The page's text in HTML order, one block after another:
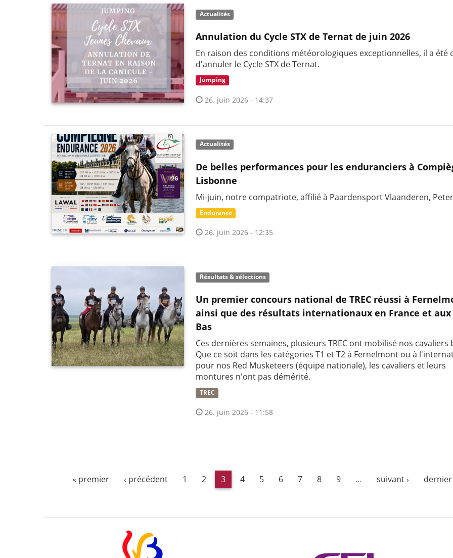
Actualités
Annulation du Cycle STX de Ternat de juin 2026
En raison des conditions météorologiques exceptionnelles, il a été
d'annuler le Cycle STX de Ternat.
Jumping
26. juin 2026 - 14:37
Actualités
De belles performances pour les enduranciers à
Lisbonne
Mi-juin, notre compatriote, affilié à Paardensport Vlaanderen, Peter
Endurance
26. juin 2026 - 12:35
Résultats & sélections
Un premier concours national de TREC réussi à
ainsi que des résultats internationaux en France et aux
Bas
Ces dernières semaines, plusieurs TREC ont mobilisé nos cavaliers
Que ce soit dans les catégories T1 et T2 à Fernelmont ou à
pour nos Red Musketeers (équipe nationale), les cavaliers et leurs
montures n'ont pas démérité.
TREC
26. juin 2026 - 11:58
« premier ‹ précédent 1 2 3 4 5 6 7 8 9 … suivant › dernier